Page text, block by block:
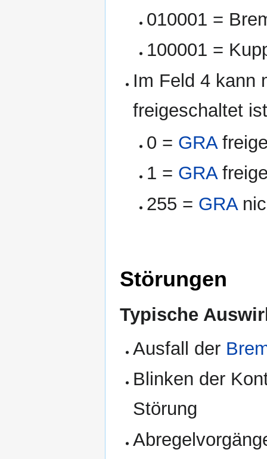
010001 =
100001 =
Im Feld 4 kann
freigeschaltet
0 = GRA
1 = GRA
255 = GRA
Störungen
Typische
Ausfall der
Blinken der
Störung